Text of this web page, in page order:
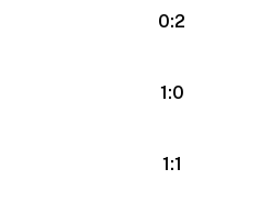
0:2
1:0
1:1